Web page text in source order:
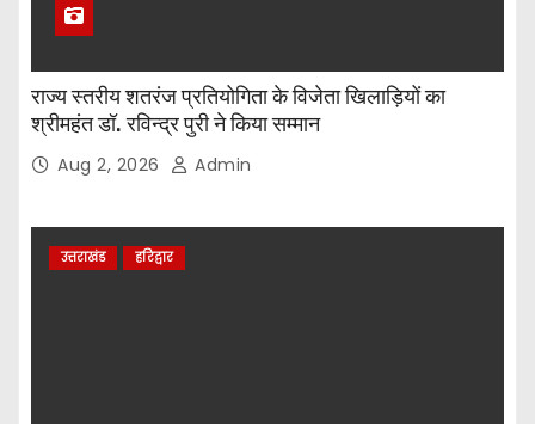
राज्य स्तरीय शतरंज प्रतियोगिता के विजेता खिलाड़ियों का
श्रीमहंत डॉ. रविन्द्र पुरी ने किया सम्मान
Aug 2, 2026 Admin
उत्तराखंड हरिद्वार